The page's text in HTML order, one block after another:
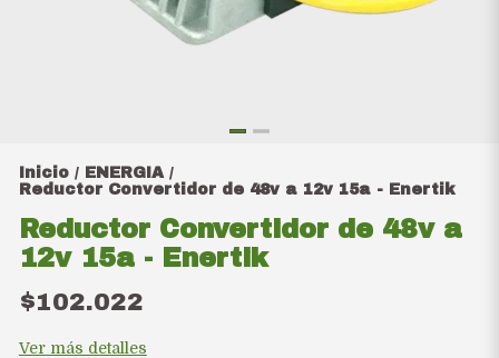
Inicio / ENERGIA /
Reductor Convertidor de 48v a 12v 15a - Enertik
Reductor Convertidor de 48v a
12v 15a - Enertik
$102.022
Ver más detalles